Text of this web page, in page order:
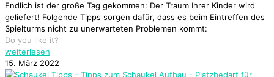
Endlich ist der große Tag gekommen: Der Traum Ihrer Kinder wird
geliefert! Folgende Tipps sorgen dafür, dass es beim Eintreffen des
Spielturms nicht zu unerwarteten Problemen kommt:
Do you like it?
weiterlesen
15. März 2022